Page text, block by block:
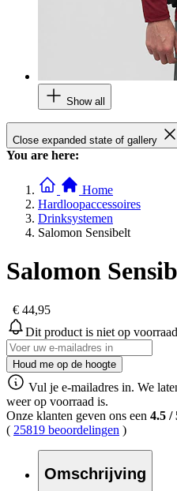
Show all
Close expanded state of gallery
You are here:
Home
Hardloopaccessoires
Drinksystemen
Salomon Sensibelt
Salomon
€ 44,95
Dit product is niet op voorraad
Houd me op de hoogte
Vul je e-mailadres in. We
weer op voorraad is.
Onze klanten geven ons een 4.5 /
( 25819 beoordelingen )
Omschrijving